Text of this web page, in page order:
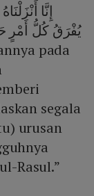
يُفْرَقُ كُلُّ أَمْرٍ حَكِيمٍ﴿٤﴾أَمْرًا مِنْ عِنْدِنَا
pada
segala
urusan
Rasul.”